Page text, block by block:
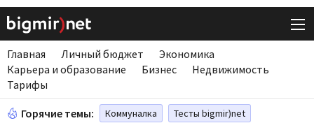
Главная Личный бюджет
Экономика
Карьера и образование
Бизнес
Недвижимость
Тарифы
Горячие темы: Коммуналка Тесты bigmir)net